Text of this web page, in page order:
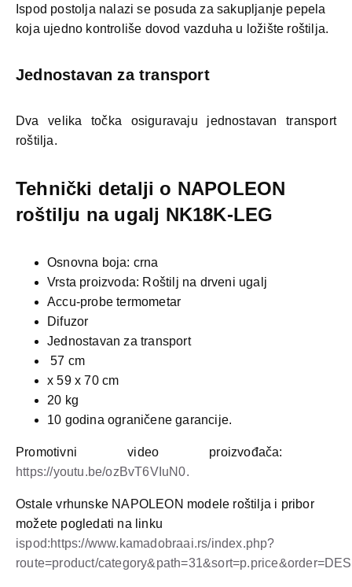
Ispod postolja nalazi se posuda za sakupljanje pepela
koja ujedno kontroliše dovod vazduha u ložište roštilja.
Jednostavan za transport
Dva velika točka osiguravaju jednostavan transport
roštilja.
Tehnički detalji o NAPOLEON
roštilju na ugalj NK18K-LEG
Osnovna boja: crna
Vrsta proizvoda: Roštilj na drveni ugalj
Accu-probe termometar
Difuzor
Jednostavan za transport
57 cm
x 59 x 70 cm
20 kg
10 godina ograničene garancije.
Promotivni video proizvođača:
https://youtu.be/ozBvT6VIuN0.
Ostale vrhunske NAPOLEON modele roštilja i pribor
možete pogledati na linku
ispod:https://www.kamadobraai.rs/index.php?
route=product/